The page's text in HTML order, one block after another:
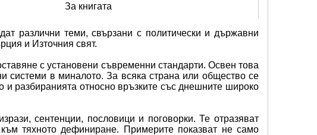
За книгата
различни теми, свързани с политически и държавни
и Източния свят.
с установени съвременни стандарти. Освен това
системи в миналото. За всяка страна или общество се
и разбиранията относно връзките със днешните широко
сентенции, пословици и поговорки. Те отразяват
тяхното дефиниране. Примерите показват не само